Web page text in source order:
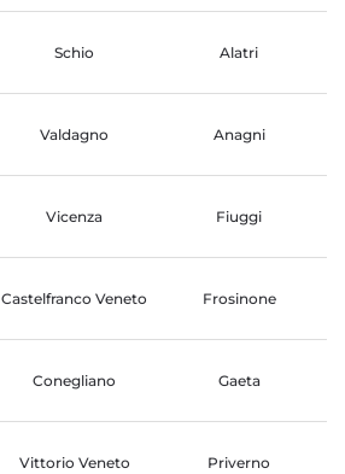
Schio Alatri
Valdagno Anagni
Vicenza Fiuggi
Castelfranco Veneto Frosinone
Conegliano Gaeta
Vittorio Veneto Priverno